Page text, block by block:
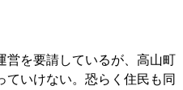
を要請しているが、高山町
いけない。恐らく住民も同